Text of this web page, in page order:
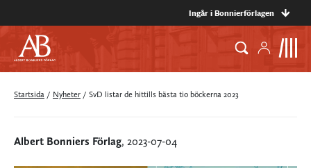
Ingår i Bonnierförlagen
Startsida / Nyheter / SvD listar de hittills bästa tio böckerna 2023
Albert Bonniers Förlag, 2023-07-04